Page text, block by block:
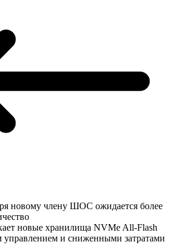
новому члену ШОС ожидается более
новые хранилища NVMe All-Flash
управлением и сниженными затратами